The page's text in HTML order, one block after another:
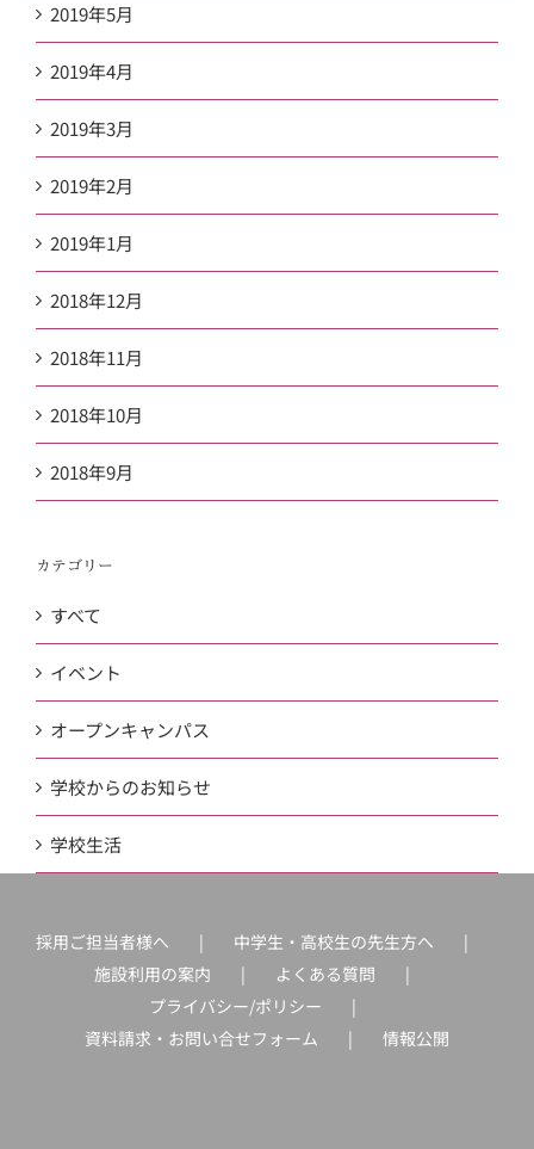
2019年5月
2019年4月
2019年3月
2019年2月
2019年1月
2018年12月
2018年11月
2018年10月
2018年9月
カテゴリー
すべて
イベント
オープンキャンパス
学校からのお知らせ
学校生活
採用ご担当者様へ
中学生・高校生の先生方へ
施設利用の案内
よくある質問
プライバシー/ポリシー
資料請求・お問い合せフォーム
情報公開